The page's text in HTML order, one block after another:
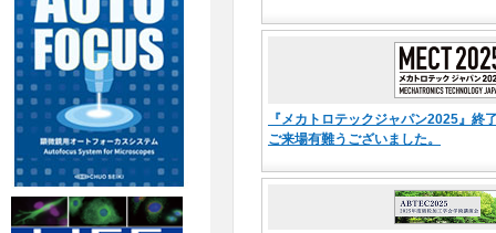
『メカトロテックジャパン2025』終
ご来場有難うございました。